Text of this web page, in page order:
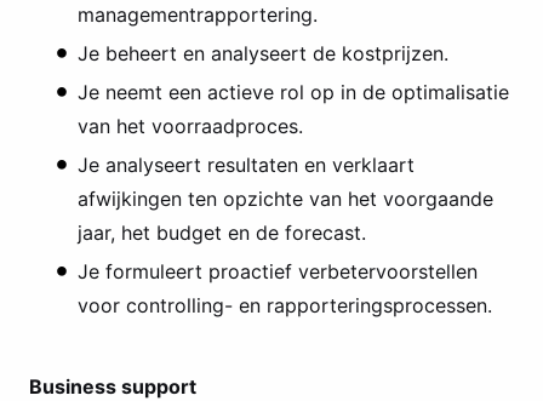
managementrapportering.
Je beheert en analyseert de kostprijzen.
Je neemt een actieve rol op in de optimalisatie
van het voorraadproces.
Je analyseert resultaten en verklaart
afwijkingen ten opzichte van het voorgaande
jaar, het budget en de forecast.
Je formuleert proactief verbetervoorstellen
voor controlling- en rapporteringsprocessen.
Business support